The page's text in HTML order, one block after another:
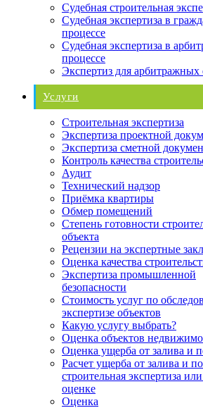
Судебная строительная
Судебная экспертиза в
процессе
Судебная экспертиза в
процессе
Экспертиз для арбитражных
Услуги
Строительная экспертиза
Экспертиза проектной
Экспертиза сметной
Контроль качества
Аудит
Технический надзор
Приёмка квартиры
Обмер помещений
Степень готовности
объекта
Рецензии на экспертные
Оценка качества
Экспертиза промышленной
безопасности
Стоимость услуг по
экспертизе объектов
Какую услугу выбрать?
Оценка объектов
Оценка ущерба от залива и
Расчет ущерба от залива и
строительная экспертиза
оценке
Оценка